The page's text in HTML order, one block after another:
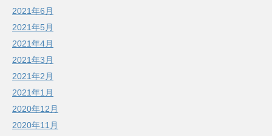
2021年6月
2021年5月
2021年4月
2021年3月
2021年2月
2021年1月
2020年12月
2020年11月